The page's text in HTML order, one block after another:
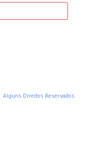
Copyright © 2026 منطقة العميل وعربة التسوق - استضافة حياة. Alguns Direitos Reservados.